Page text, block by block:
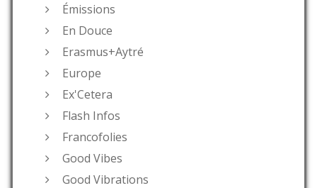
Émissions
En Douce
Erasmus+Aytré
Europe
Ex'Cetera
Flash Infos
Francofolies
Good Vibes
Good Vibrations